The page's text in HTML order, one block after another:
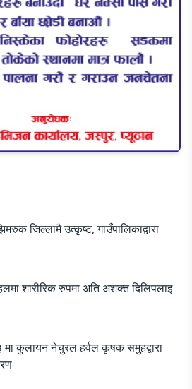
जिल्लामै उत्कृष्ट, गाउँपालिकाद्वारा
शारीरिक रुपमा अति अशक्त दिलिपलाइ
३ मा कुलायन नेचुरल हर्वल कृषक समुहद्वारा